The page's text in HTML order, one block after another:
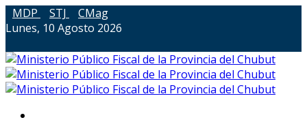
MDP STJ
CMag
Lunes, 10 Agosto 2026